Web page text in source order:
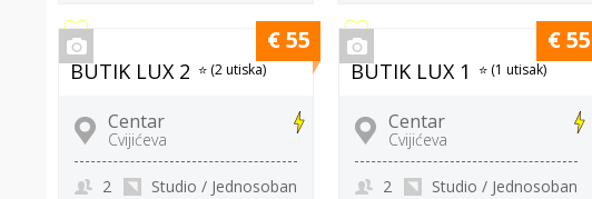
BUTIK LUX 2 ⭐ (2 utiska)
Centar
Cvijićeva
Studio / Jednosoban
2
€ 55
BUTIK LUX 1 ⭐ (1 utisak)
Centar
Cvijićeva
Studio / Jednosoban
2
€ 55